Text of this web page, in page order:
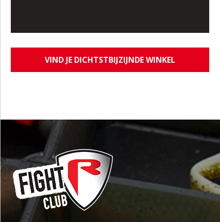
VIND JE DICHTSTBIJZIJNDE WINKEL